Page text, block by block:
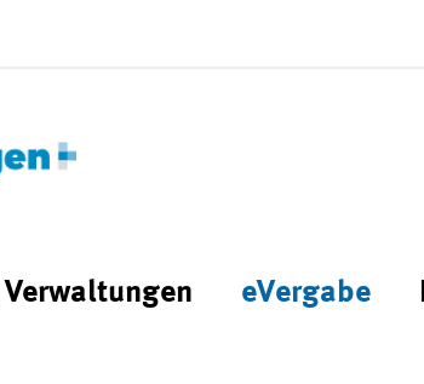
Verwaltungen eVergabe